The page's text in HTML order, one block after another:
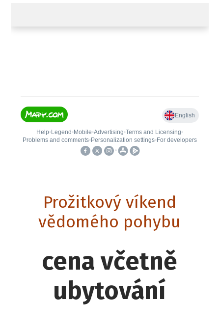
Prožitkový víkend
vědomého pohybu
cena včetně
ubytování